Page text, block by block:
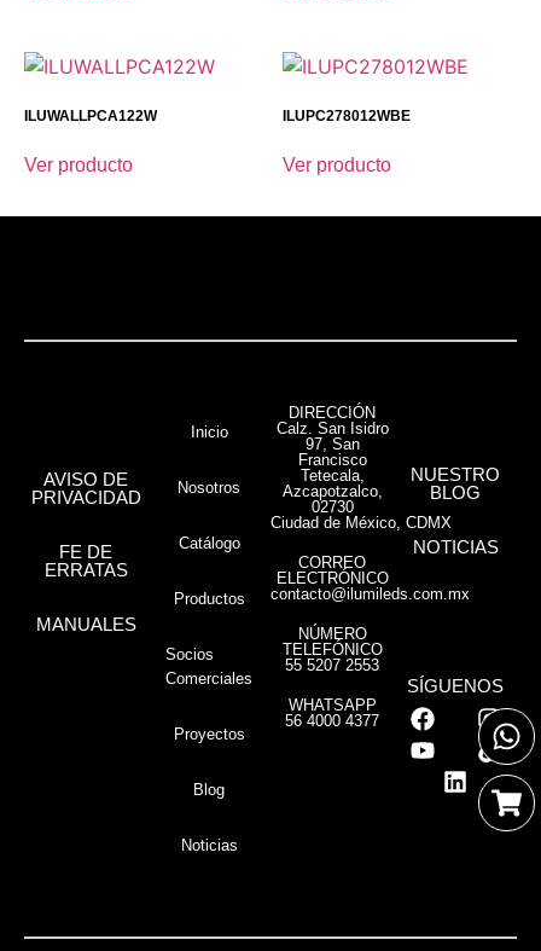
ILUWALLPCA122W
Ver producto
ILUPC278012WBE​
Ver producto
AVISO DE
PRIVACIDAD
FE DE
ERRATAS
MANUALES
Inicio
Nosotros
Catálogo
Productos
Socios
Comerciales
Proyectos
Blog
Noticias
DIRECCIÓN
Calz. San Isidro
97, San
Francisco
Tetecala,
Azcapotzalco,
02730
Ciudad de México, CDMX
CORREO
ELECTRÓNICO
contacto@ilumileds.com.mx
NÚMERO
TELEFÓNICO
55 5207 2553
WHATSAPP
56 4000 4377
NUESTRO
BLOG
NOTICIAS
SÍGUENOS